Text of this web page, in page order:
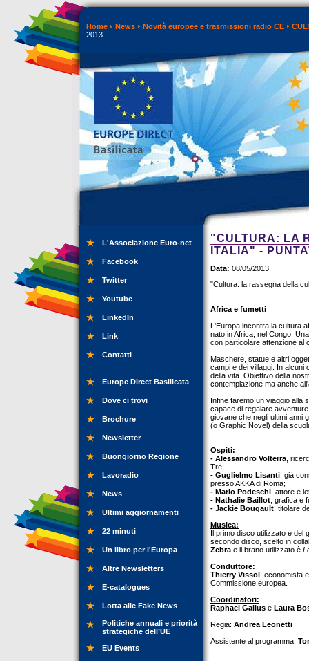
Home News Novità europee e trasmissioni radio CE
2013
L'Associazione Euro-net
Facebook
Twitter
Youtube
LinkedIn
Link
Contatti
Europe Direct Basilicata
Dove ci trovi
Brochure
Newsletter
Buongiorno Regione
Lavoradio
News
Ultimi aggiornamenti
22 minuti
Un libro per l'Europa
Altre Newsletters
E-catalogues
Lotta alle Fake News
Politiche annuali e priorità
strategiche dell’UE
EU Events
"CULTURA: LA
ITALIA" -
Data: 08/05/2013
"Cultura: la rassegna della
Africa e fumetti
L'Europa incontra la cultura
nato in Africa, nel Congo.
con particolare attenzione al
Maschere, statue e altri
campi e dei villaggi. In alcuni
della vita. Obiettivo della
contemplazione ma anche
Infine faremo un viaggio alla
capace di regalare
giovane che negli ultimi anni
(o Graphic Novel) della
Ospiti:
- Alessandro Volterra ,
Tre;
- Guglielmo Lisanti , già
presso AKKA di Roma;
- Mario Podeschi , attore e
- Nathalie Baillot , grafica e
- Jackie Bougault , titolare
Musica:
Il primo disco utilizzato è del
secondo disco, scelto in
Zebra e il brano utilizzato è
Conduttore:
Thierry Vissol , economista
Commissione europea.
Coordinatori:
Raphael Gallus e Laura
Regia: Andrea Leonetti
Assistente al programma: